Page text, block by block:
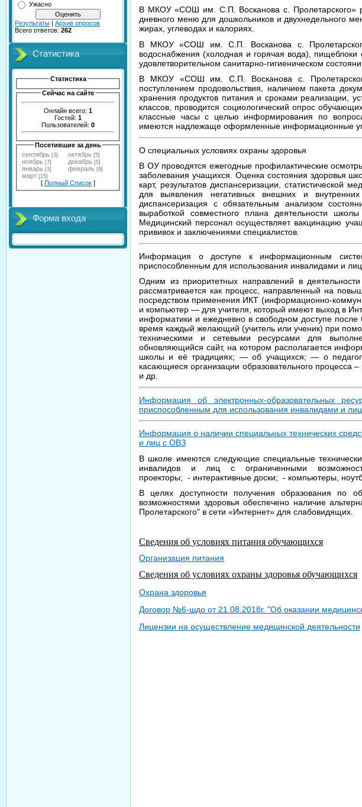
Ужасно
Результаты | Архив опросов
Всего ответов: 262
Статистика
Статистика
Сейчас на сайте
Онлайн всего: 1
Гостей: 1
Пользователей: 0
Посетившие за день
сентябрь [3] октябрь [5]
ноябрь [7] декабрь [5]
январь [3] февраль [8]
март [15]
[ Полный Список ]
Форма входа
В МКОУ «СОШ им. С.П. Восканова с. Пролетарского»
дневного меню для дошкольников и двухнедельного
жирах, углеводах и калориях.
В МКОУ «СОШ им. С.П. Восканова с.
водоснабжения (холодная и горячая вода),
удовлетворительном санитарно-гигиеническом
В МКОУ «СОШ им. С.П. Восканова с.
поступлением продовольствия, наличием пакета
хранения продуктов питания и сроками реализации,
классов, проводится социологический опрос
классные часы с целью информирования по
имеются надлежаще оформленные информационные
О специальных условиях охраны здоровья
В ОУ проводятся ежегодные профилактические
заболевания учащихся. Оценка состояния здоровья
карт, результатов диспансеризации, статистической
для выявления негативных внешних и
диспансеризация с обязательным анализом
выработкой совместного плана деятельности
Медицинский персонал осуществляет вакцинацию
прививок и заключениями специалистов.
Информация о доступе к информационным
приспособленным для использования инвалидами и
Одним из приоритетных направлений в
рассматривается как процесс, направленный на
посредством применения ИКТ (информационно-
и компьютер — для учителя, который имеют выход в
информатики и ежедневно в свободном доступе
время каждый желающий (учитель или ученик) при
техническими и сетевыми ресурсами для
обновляющийся сайт, на котором располагается
школы и её традициях; — об учащихся; — о
касающиеся организации образовательного процесса
и др.
Информация об электронных-образовательных
приспособленным для использования инвалидами и
Информация о наличии специальных технических
и лиц с ОВЗ
В школе имеются следующие специальные
инвалидов и лиц с ограниченными
проекторы; - интерактивные доски; - компьютеры,
В целях доступности получения образования по
возможностями здоровья обеспечено наличие
Пролетарского" в сети «Интернет» для слабовидящих.
Сведения об условиях питания обучающихся
Организация питания
Сведения об условиях охраны здоровья обучающихся
Охрана здоровья
Договор №6-шдо от 21.08.2018г. "Об оказании
Лицензии на осуществление медицинской деятельности